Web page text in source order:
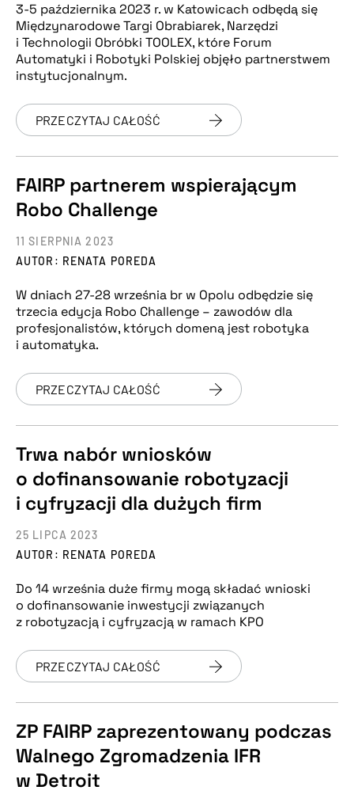
3-5 października 2023 r. w Katowicach odbędą się
Międzynarodowe Targi Obrabiarek, Narzędzi
i Technologii Obróbki TOOLEX, które Forum
Automatyki i Robotyki Polskiej objęło partnerstwem
instytucjonalnym.
PRZECZYTAJ CAŁOŚĆ
FAIRP partnerem wspierającym
Robo Challenge
AUTOR: RENATA POREDA
11 SIERPNIA 2023
W dniach 27-28 września br w Opolu odbędzie się
trzecia edycja Robo Challenge – zawodów dla
profesjonalistów, których domeną jest robotyka
i automatyka.
PRZECZYTAJ CAŁOŚĆ
Trwa nabór wniosków
o dofinansowanie robotyzacji
i cyfryzacji dla dużych firm
AUTOR: RENATA POREDA
25 LIPCA 2023
Do 14 września duże firmy mogą składać wnioski
o dofinansowanie inwestycji związanych
z robotyzacją i cyfryzacją w ramach KPO
PRZECZYTAJ CAŁOŚĆ
ZP FAIRP zaprezentowany podczas
Walnego Zgromadzenia IFR
w Detroit